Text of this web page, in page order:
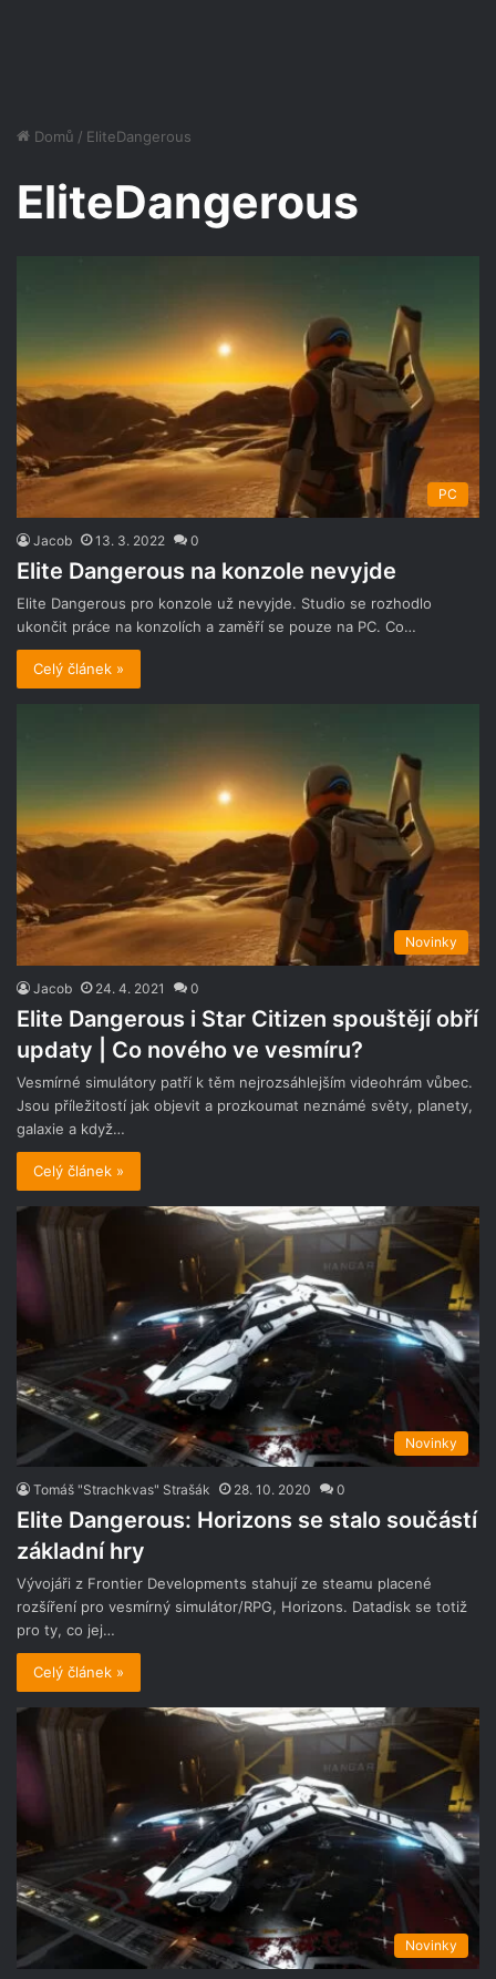
Domů / EliteDangerous
EliteDangerous
PC
Jacob 13. 3. 2022 0
Elite Dangerous na konzole nevyjde
Elite Dangerous pro konzole už nevyjde. Studio se rozhodlo
ukončit práce na konzolích a zaměří se pouze na PC. Co…
Celý článek »
Novinky
Jacob 24. 4. 2021 0
Elite Dangerous i Star Citizen spouštějí obří
updaty | Co nového ve vesmíru?
Vesmírné simulátory patří k těm nejrozsáhlejším videohrám vůbec.
Jsou příležitostí jak objevit a prozkoumat neznámé světy, planety,
galaxie a když…
Celý článek »
Novinky
Tomáš "Strachkvas" Strašák 28. 10. 2020 0
Elite Dangerous: Horizons se stalo součástí
základní hry
Vývojáři z Frontier Developments stahují ze steamu placené
rozšíření pro vesmírný simulátor/RPG, Horizons. Datadisk se totiž
pro ty, co jej…
Celý článek »
Novinky